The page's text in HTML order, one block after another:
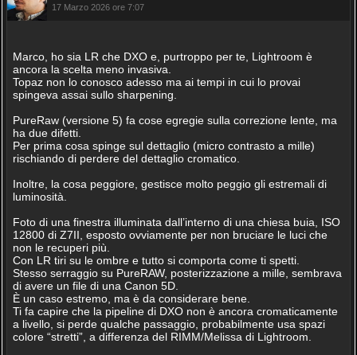
17 Marzo 2026 ore 7:07
Marco, ho sia LR che DXO e, purtroppo per te, Lightroom è
ancora la scelta meno invasiva.
Topaz non lo conosco adesso ma ai tempi in cui lo provai
spingeva assai sullo sharpening.
PureRaw (versione 5) fa cose egregie sulla correzione lente, ma
ha due difetti.
Per prima cosa spinge sul dettaglio (micro contrasto a mille)
rischiando di perdere del dettaglio cromatico.
Inoltre, la cosa peggiore, gestisce molto peggio gli estremali di
luminosità.
Foto di una finestra illuminata dall’interno di una chiesa buia, ISO
12800 di Z7II, esposto ovviamente per non bruciare le luci che
non le recuperi più.
Con LR tiri su le ombre e tutto si comporta come ti spetti.
Stesso serraggio su PureRAW, posterizzazione a mille, sembrava
di avere un file di una Canon 5D.
È un caso estremo, ma è da considerare bene.
Ti fa capire che la pipeline di DXO non è ancora cromaticamente
a livello, si perde qualche passaggio, probabilmente usa spazi
colore “stretti”, a differenza del RIMM/Melissa di Lightroom.